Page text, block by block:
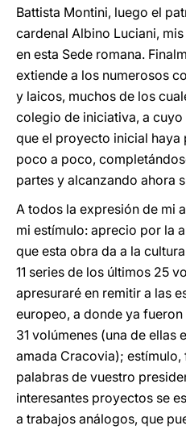
Battista Montini, luego el
cardenal Albino Luciani,
en esta Sede romana.
extiende a los numerosos
y laicos, muchos de los
colegio de iniciativa, a
que el proyecto inicial
poco a poco,
partes y alcanzando ahora
A todos la expresión de mi
mi estímulo: aprecio por la
que esta obra da a la
11 series de los últimos 25
apresuraré en remitir a las
europeo, a donde ya
31 volúmenes (una de ellas
amada Cracovia);
palabras de vuestro
interesantes proyectos se
a trabajos análogos, que